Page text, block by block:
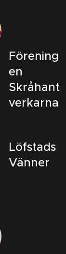
Förening
en
Skråhant
verkarna
Löfstads
Vänner